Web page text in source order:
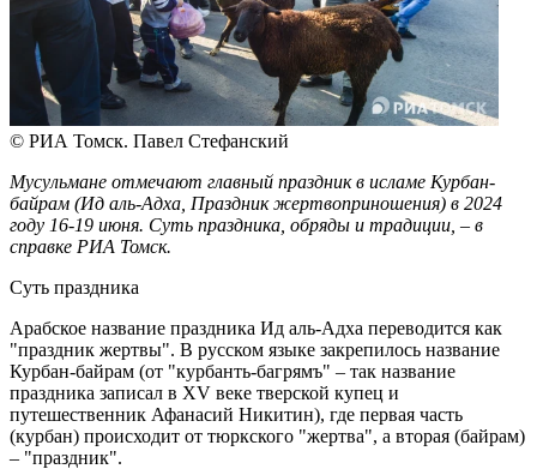
© РИА Томск. Павел Стефанский
Мусульмане отмечают главный праздник в исламе Курбан-
байрам (Ид аль-Адха, Праздник жертвоприношения) в 2024
году 16-19 июня. Суть праздника, обряды и традиции, – в
справке РИА Томск.
Суть праздника
Арабское название праздника Ид аль-Адха переводится как
"праздник жертвы". В русском языке закрепилось название
Курбан-байрам (от "курбанть-багрямъ" – так название
праздника записал в XV веке тверской купец и
путешественник Афанасий Никитин), где первая часть
(курбан) происходит от тюркского "жертва", а вторая (байрам)
– "праздник".